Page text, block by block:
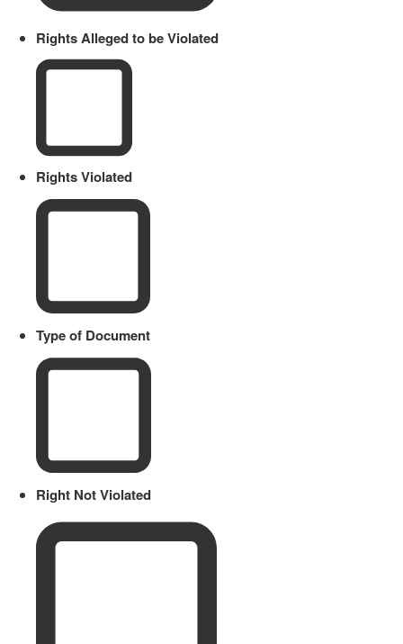
Rights Alleged to be Violated
Rights Violated
Type of Document
Right Not Violated